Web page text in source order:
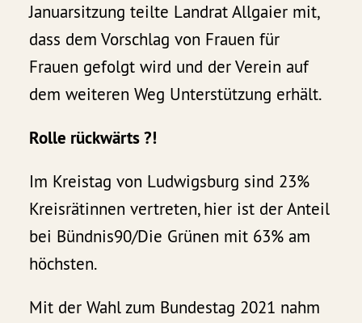
Januarsitzung teilte Landrat Allgaier mit,
dass dem Vorschlag von Frauen für
Frauen gefolgt wird und der Verein auf
dem weiteren Weg Unterstützung erhält.
Rolle rückwärts ?!
Im Kreistag von Ludwigsburg sind 23%
Kreisrätinnen vertreten, hier ist der Anteil
bei Bündnis90/Die Grünen mit 63% am
höchsten.
Mit der Wahl zum Bundestag 2021 nahm